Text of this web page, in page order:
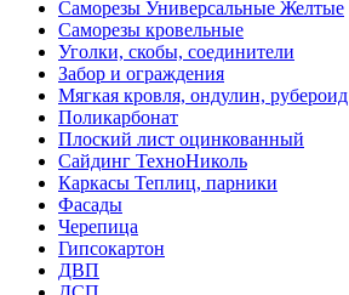
Саморезы Универсальные Желтые
Саморезы кровельные
Уголки, скобы, соединители
Забор и ограждения
Мягкая кровля, ондулин, рубероид
Поликарбонат
Плоский лист оцинкованный
Сайдинг ТехноНиколь
Каркасы Теплиц, парники
Фасады
Черепица
Гипсокартон
ДВП